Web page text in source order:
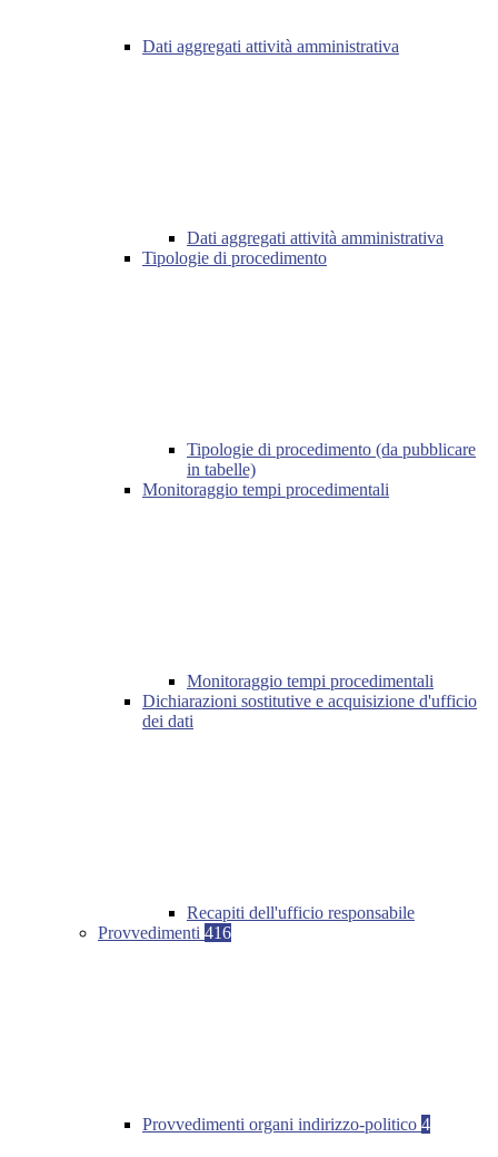
Dati aggregati attività amministrativa
Dati aggregati attività amministrativa
Tipologie di procedimento
Tipologie di procedimento (da pubblicare
in tabelle)
Monitoraggio tempi procedimentali
Monitoraggio tempi procedimentali
Dichiarazioni sostitutive e acquisizione d'ufficio
dei dati
Recapiti dell'ufficio responsabile
Provvedimenti 416
Provvedimenti organi indirizzo-politico 4